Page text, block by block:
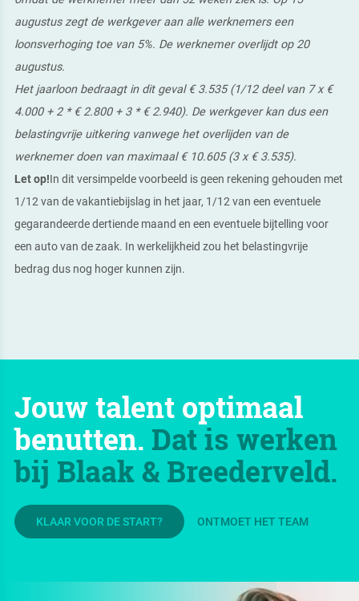
augustus zegt de werkgever aan alle werknemers een
loonsverhoging toe van 5%. De werknemer overlijdt op 20
augustus.
Het jaarloon bedraagt in dit geval € 3.535 (1/12 deel van 7 x €
4.000 + 2 * € 2.800 + 3 * € 2.940). De werkgever kan dus een
belastingvrije uitkering vanwege het overlijden van de
werknemer doen van maximaal € 10.605 (3 x € 3.535).
Let op!In dit versimpelde voorbeeld is geen rekening gehouden met
1/12 van de vakantiebijslag in het jaar, 1/12 van een eventuele
gegarandeerde dertiende maand en een eventuele bijtelling voor
een auto van de zaak. In werkelijkheid zou het belastingvrije
bedrag dus nog hoger kunnen zijn.
Jouw talent optimaal
benutten. Dat is werken
bij Blaak & Breederveld.
KLAAR VOOR DE START? ONTMOET HET TEAM